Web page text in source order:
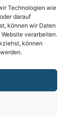
Technologien wie
darauf
können wir Daten
verarbeiten.
können